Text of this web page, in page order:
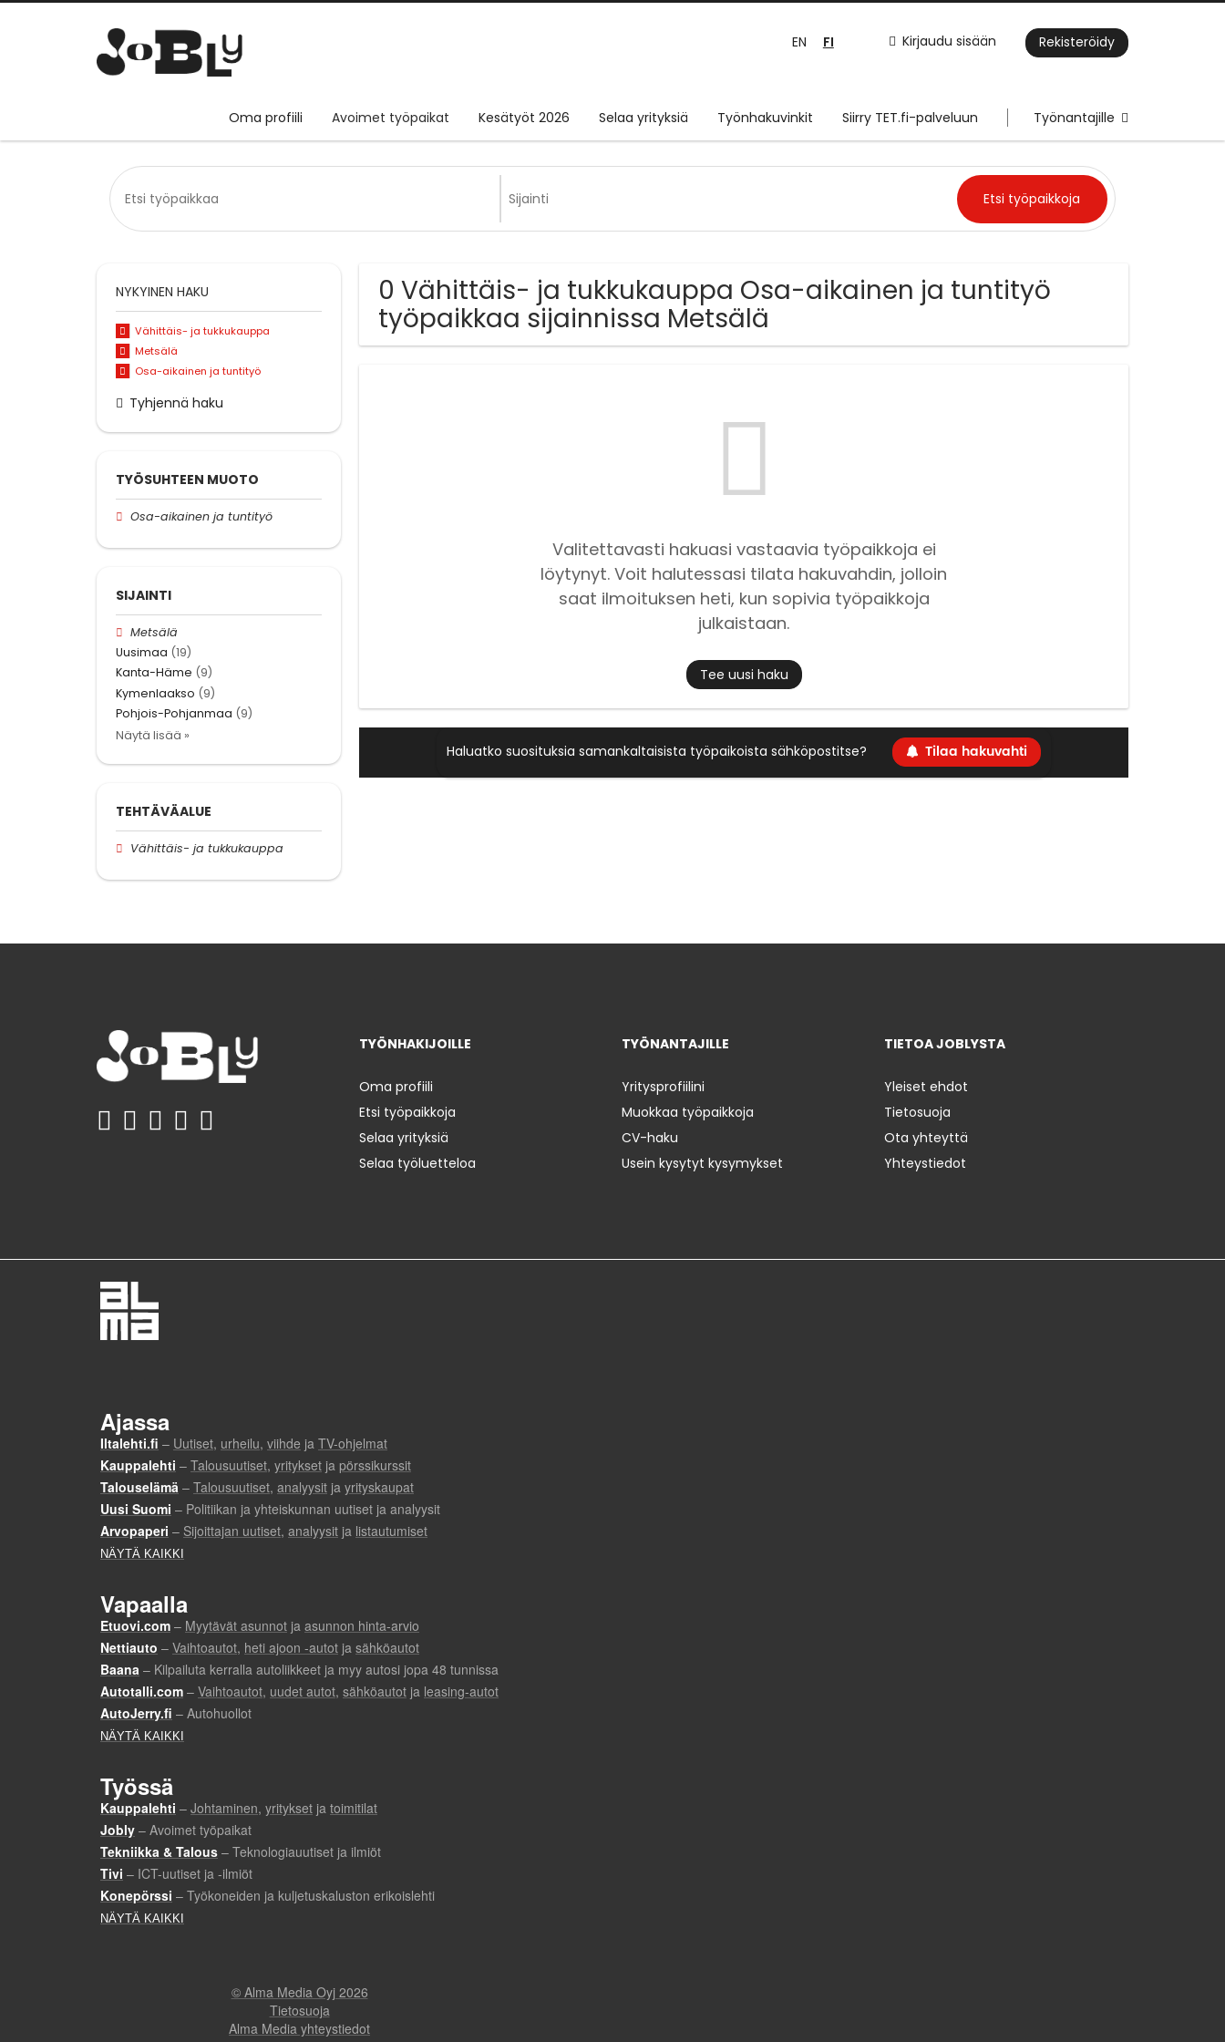
Kirjaudu sisään Rekisteröidy
EN FI
Oma profiili Avoimet työpaikat Kesätyöt 2026 Selaa yrityksiä Työnhakuvinkit Siirry TET.fi-palveluun Työnantajille
0 Vähittäis- ja tukkukauppa Osa-aikainen ja tuntityö
työpaikkaa sijainnissa Metsälä
Valitettavasti hakuasi vastaavia työpaikkoja ei
löytynyt. Voit halutessasi tilata hakuvahdin, jolloin
saat ilmoituksen heti, kun sopivia työpaikkoja
julkaistaan.
Tee uusi haku
Haluatko suosituksia samankaltaisista työpaikoista sähköpostitse? Tilaa hakuvahti
NYKYINEN HAKU
Vähittäis- ja tukkukauppa
Metsälä
Osa-aikainen ja tuntityö
Tyhjennä haku
TYÖSUHTEEN MUOTO
Osa-aikainen ja tuntityö
SIJAINTI
Metsälä
Uusimaa (19)
Kanta-Häme (9)
Kymenlaakso (9)
Pohjois-Pohjanmaa (9)
Näytä lisää »
TEHTÄVÄALUE
Vähittäis- ja tukkukauppa
TYÖNHAKIJOILLE
Oma profiili
Etsi työpaikkoja
Selaa yrityksiä
Selaa työluetteloa
TYÖNANTAJILLE
Yritysprofiilini
Muokkaa työpaikkoja
CV-haku
Usein kysytyt kysymykset
TIETOA JOBLYSTA
Yleiset ehdot
Tietosuoja
Ota yhteyttä
Yhteystiedot